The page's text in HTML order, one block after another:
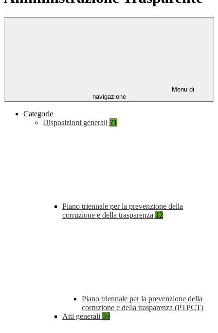
Menu di
navigazione
Categorie
Disposizioni generali 71
Piano triennale per la prevenzione della
corruzione e della trasparenza 12
Piano triennale per la prevenzione della
corruzione e della trasparenza (PTPCT)
Atti generali 59